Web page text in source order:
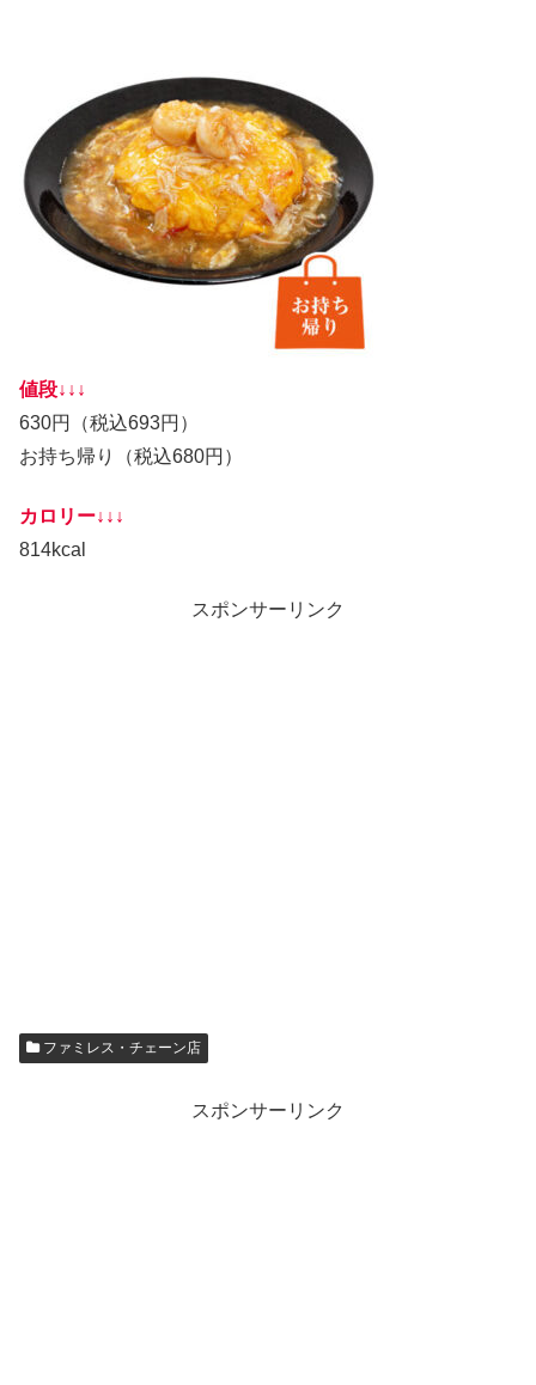
値段↓↓↓
630円（税込693円）
お持ち帰り（税込680円）
カロリー↓↓↓
814kcal
スポンサーリンク
ファミレス・チェーン店
スポンサーリンク